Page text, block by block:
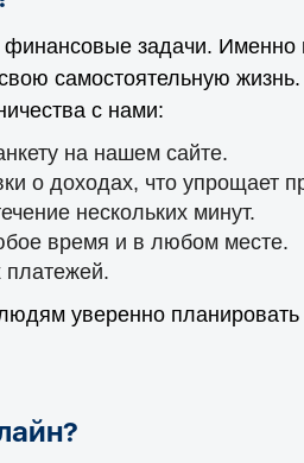
задачи.
самостоятельную
с нами:
на нашем сайте.
о доходах, что упрощает
нескольких минут.
время и в любом месте.
платежей.
уверенно